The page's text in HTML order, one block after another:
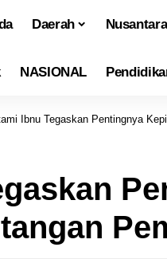
Daerah Nusantara
NASIONAL
Ibnu Tegaskan Pentingnya